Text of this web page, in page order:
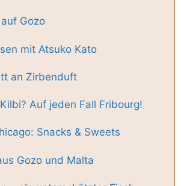
auf Gozo
mit Atsuko Kato
an Zirbenduft
Auf jeden Fall Fribourg!
Snacks & Sweets
Gozo und Malta